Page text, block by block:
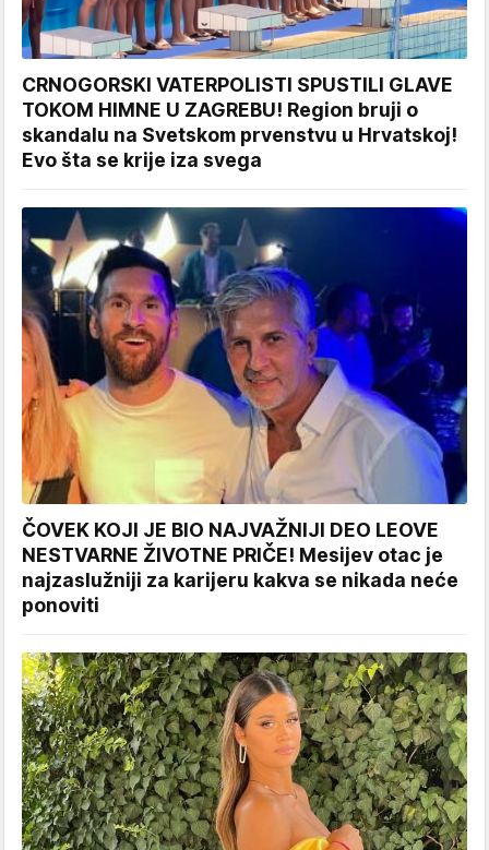
CRNOGORSKI VATERPOLISTI SPUSTILI GLAVE
TOKOM HIMNE U ZAGREBU! Region bruji o
skandalu na Svetskom prvenstvu u Hrvatskoj!
Evo šta se krije iza svega
ČOVEK KOJI JE BIO NAJVAŽNIJI DEO LEOVE
NESTVARNE ŽIVOTNE PRIČE! Mesijev otac je
najzaslužniji za karijeru kakva se nikada neće
ponoviti